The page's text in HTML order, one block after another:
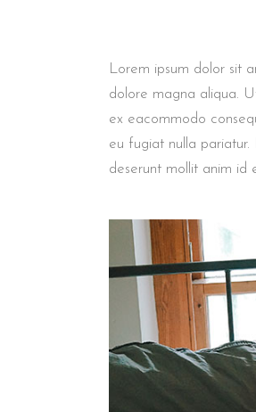
Lorem ipsum dolor sit
dolore magna aliqua.
ex eacommodo
eu fugiat nulla
deserunt mollit anim id